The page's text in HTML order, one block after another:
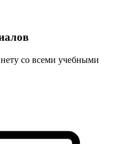
со всеми учебными